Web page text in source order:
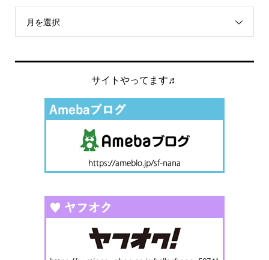
月を選択
サイトやってます♬